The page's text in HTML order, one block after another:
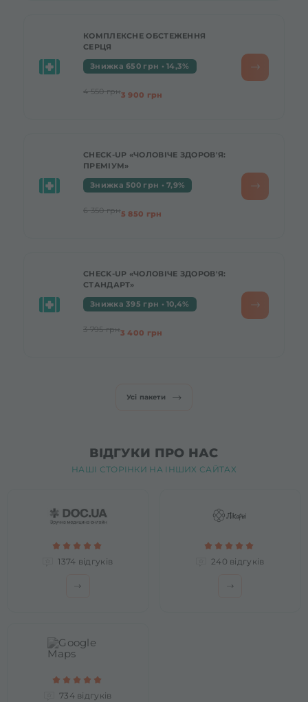
КОМПЛЕКСНЕ ОБСТЕЖЕННЯ
СЕРЦЯ
Знижка 650 грн • 14,3%
4 550 грн3 900 грн
CHECK-UP «ЧОЛОВІЧЕ ЗДОРОВ'Я:
ПРЕМІУМ»
Знижка 500 грн • 7,9%
6 350 грн5 850 грн
CHECK-UP «ЧОЛОВІЧЕ ЗДОРОВ'Я:
СТАНДАРТ»
Знижка 395 грн • 10,4%
3 795 грн3 400 грн
Усі пакети
ВІДГУКИ ПРО НАС
НАШІ СТОРІНКИ НА ІНШИХ САЙТАХ
1374 відгуків 240 відгуків
734 відгуків